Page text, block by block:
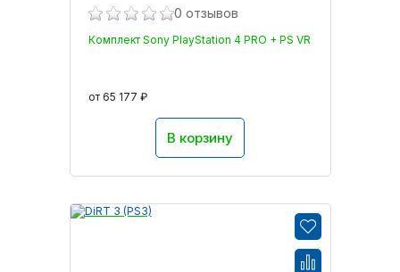
0 отзывов
Комплект Sony PlayStation 4 PRO + PS VR
от 65 177 ₽
В корзину